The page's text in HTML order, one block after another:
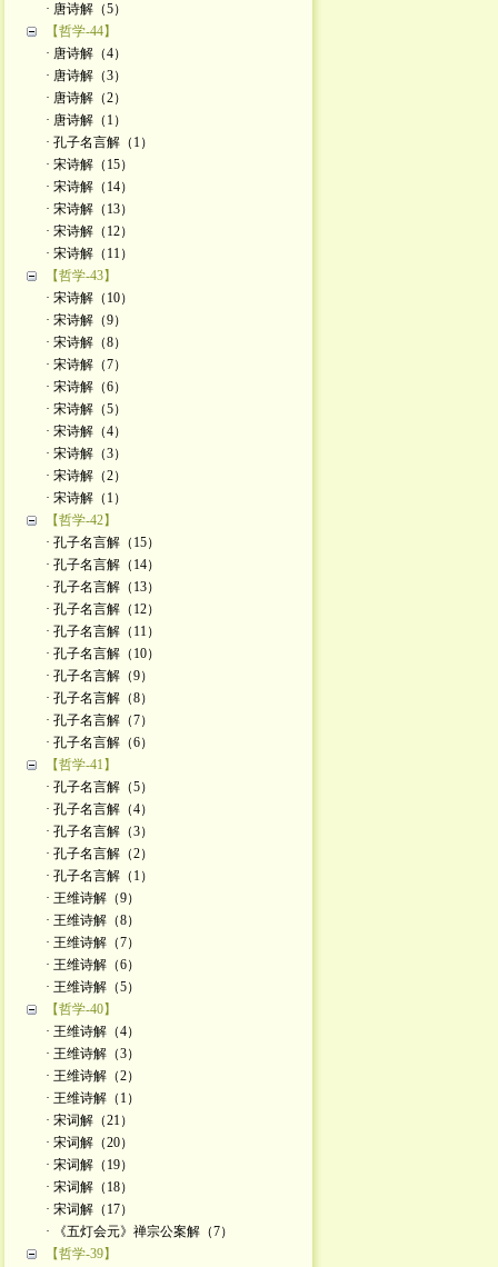
· 唐诗解（5）
【哲学-44】
· 唐诗解（4）
· 唐诗解（3）
· 唐诗解（2）
· 唐诗解（1）
· 孔子名言解（1）
· 宋诗解（15）
· 宋诗解（14）
· 宋诗解（13）
· 宋诗解（12）
· 宋诗解（11）
【哲学-43】
· 宋诗解（10）
· 宋诗解（9）
· 宋诗解（8）
· 宋诗解（7）
· 宋诗解（6）
· 宋诗解（5）
· 宋诗解（4）
· 宋诗解（3）
· 宋诗解（2）
· ​宋诗解（1）
【哲学-42】
· 孔子名言解（15）
· 孔子名言解（14）
· 孔子名言解（13）
· 孔子名言解（12）
· 孔子名言解（11）
· 孔子名言解（10）
· 孔子名言解（9）
· 孔子名言解（8）
· 孔子名言解（7）
· 孔子名言解（6）
【哲学-41】
· 孔子名言解（5）
· 孔子名言解（4）
· 孔子名言解（3）
· 孔子名言解（2）
· 孔子名言解（1）
· 王维诗解（9）
· 王维诗解（8）
· 王维诗解（7）
· 王维诗解（6）
· 王维诗解（5）
【哲学-40】
· 王维诗解（4）
· 王维诗解（3）
· 王维诗解（2）
· 王维诗解（1）
· 宋词解（21）
· 宋词解（20）
· 宋词解（19）
· 宋词解（18）
· 宋词解（17）
· 《五灯会元》禅宗公案解（7）
【哲学-39】